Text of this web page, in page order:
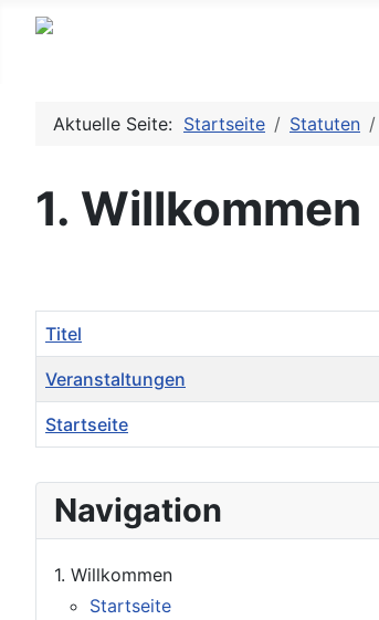
Navigation
1. Willkommen
Startseite
Aktuelle Seite: Startseite Statuten
1. Willkommen
Titel
Veranstaltungen
Startseite